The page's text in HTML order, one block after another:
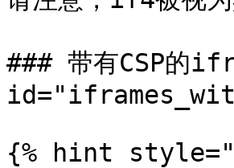
### 带有CSP的
{% hint